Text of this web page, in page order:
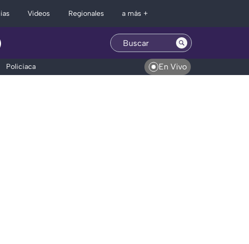
Videos Regionales a más +
Policiaca En Vivo